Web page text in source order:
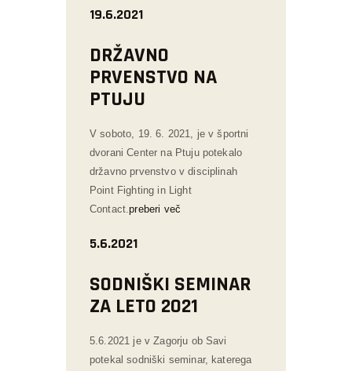
19.6.2021
DRŽAVNO
PRVENSTVO NA
PTUJU
V soboto, 19. 6. 2021, je v športni
dvorani Center na Ptuju potekalo
državno prvenstvo v disciplinah
Point Fighting in Light
Contact.preberi več
5.6.2021
SODNIŠKI SEMINAR
ZA LETO 2021
5.6.2021 je v Zagorju ob Savi
potekal sodniški seminar, katerega